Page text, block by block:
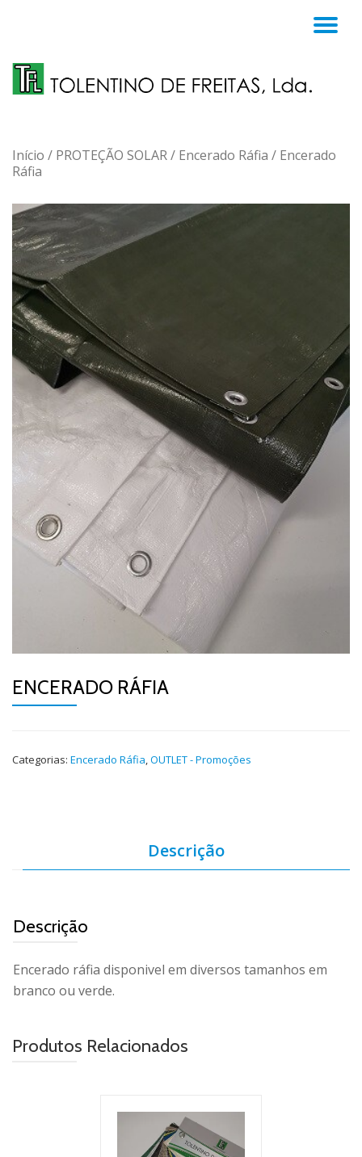
content
Início / PROTEÇÃO SOLAR/ Encerado Ráfia / Encerado
Ráfia
ENCERADO RÁFIA
Categorias: Encerado Ráfia,OUTLET - Promoções
Descrição
Descrição
Encerado ráfia disponivel em diversos tamanhos em
branco ou verde.
Produtos Relacionados